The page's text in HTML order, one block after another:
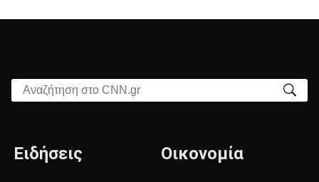
Αναζήτηση στο CNN.gr
Ειδήσεις Οικονομία